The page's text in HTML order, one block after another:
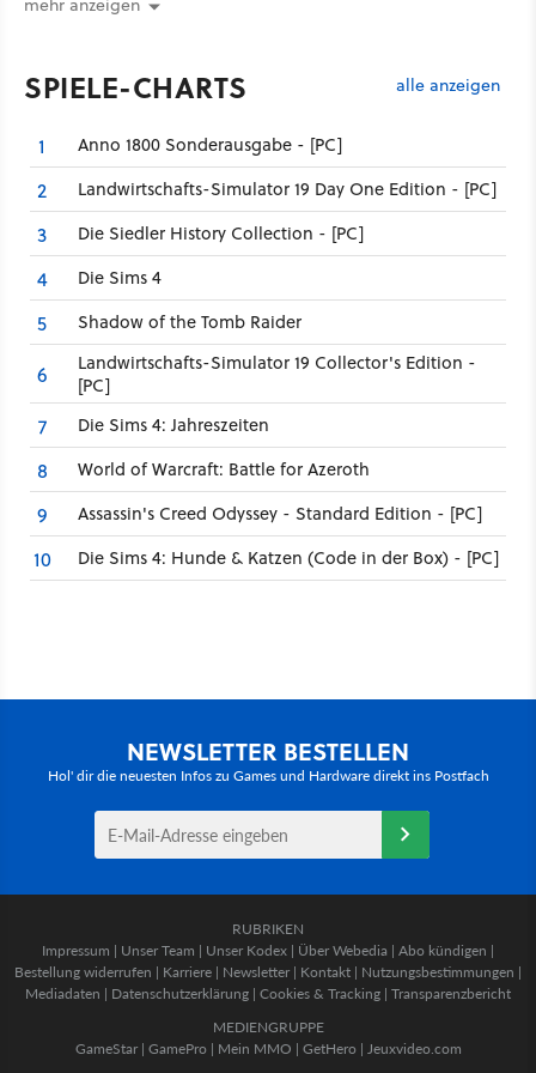
SPIELE-CHARTS alle anzeigen
1 Anno 1800 Sonderausgabe - [PC]
2 Landwirtschafts-Simulator 19 Day One Edition - [PC]
3 Die Siedler History Collection - [PC]
4 Die Sims 4
5 Shadow of the Tomb Raider
6
Landwirtschafts-Simulator 19 Collector's Edition -
[PC]
7 Die Sims 4: Jahreszeiten
8 World of Warcraft: Battle for Azeroth
9 Assassin's Creed Odyssey - Standard Edition - [PC]
10 Die Sims 4: Hunde & Katzen (Code in der Box) - [PC]
NEWSLETTER BESTELLEN
Hol' dir die neuesten Infos zu Games und Hardware direkt ins Postfach
RUBRIKEN
Impressum | Unser Team | Unser Kodex | Über Webedia | Abo kündigen |
Bestellung widerrufen | Karriere | Newsletter | Kontakt | Nutzungsbestimmungen |
Mediadaten | Datenschutzerklärung | Cookies & Tracking | Transparenzbericht
MEDIENGRUPPE
GameStar| GamePro | Mein MMO | GetHero | Jeuxvideo.com